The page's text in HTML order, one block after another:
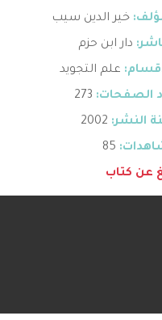
خير الدين سيب
دار ابن حزم
علم التجويد
الصفحات: 273
النشر: 2002
عن كتاب